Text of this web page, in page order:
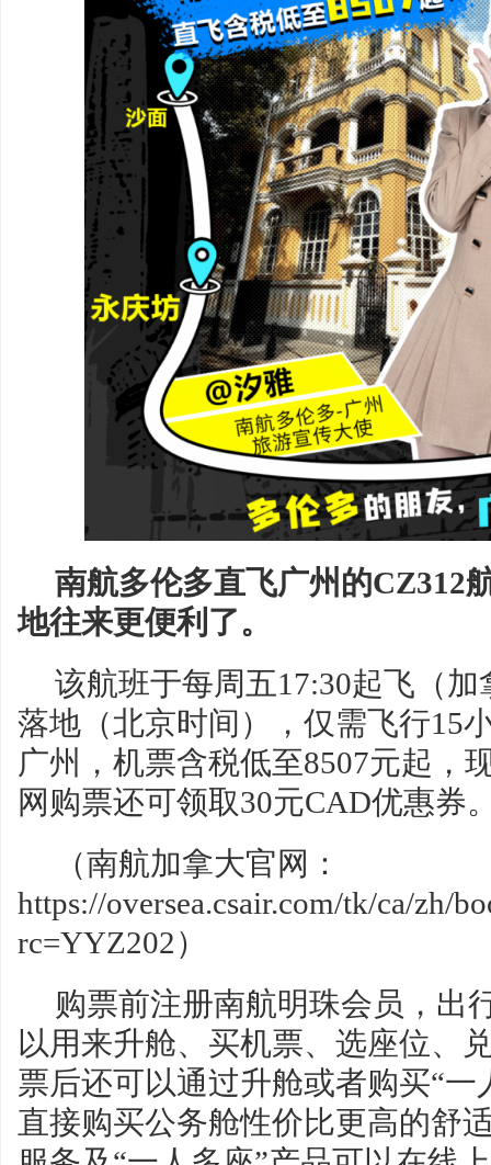
南航多伦多直飞广州的CZ312
地往来更便利了。
该航班于每周五17:30起飞（
落地（北京时间），仅需飞行15
广州，机票含税低至8507元起，
网购票还可领取30元CAD优惠券
（南航加拿大官网：
https://oversea.csair.com/tk/ca/zh/
rc=YYZ202）
购票前注册南航明珠会员，出
以用来升舱、买机票、选座位、
票后还可以通过升舱或者购买“一
直接购买公务舱性价比更高的舒